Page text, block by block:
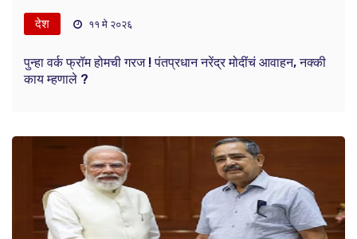
देश ११ मे २०२६
पुन्हा वर्क फ्रॉम होमची गरज ! पंतप्रधान नरेंद्र मोदींचं आवाहन, नक्की
काय म्हणाले ?